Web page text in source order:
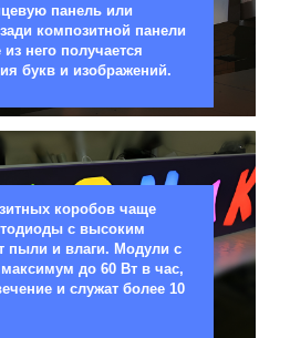
панель или
композитной панели
него получается
букв и изображений.
коробов чаще
с высоким
пыли и влаги. Модули с
до 60 Вт в час,
и служат более 10